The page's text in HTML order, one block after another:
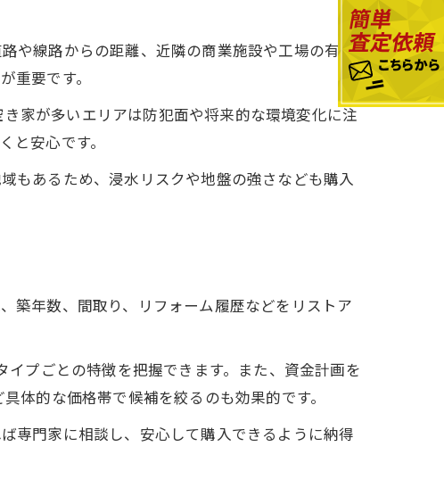
や線路からの距離、近隣の商業施設や工場の有無
要です。
家が多いエリアは防犯面や将来的な環境変化に注
安心です。
もあるため、浸水リスクや地盤の強さなども購入
築年数、間取り、リフォーム履歴などをリストア
プごとの特徴を把握できます。また、資金計画を
体的な価格帯で候補を絞るのも効果的です。
専門家に相談し、安心して購入できるように納得